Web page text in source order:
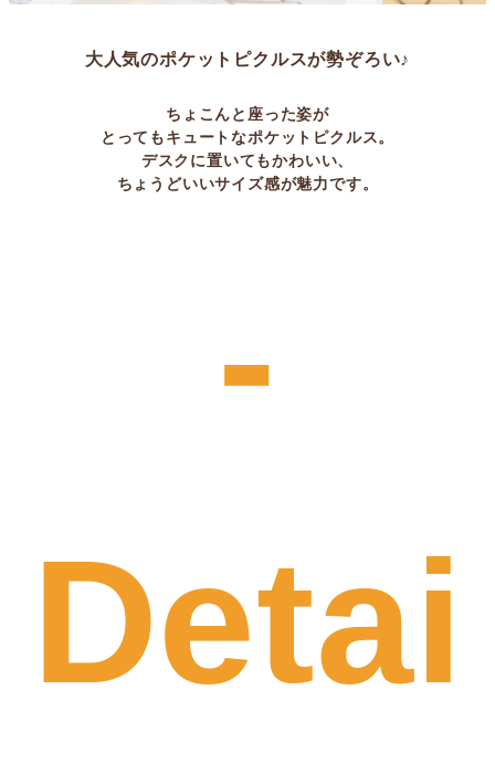
大人気のポケットピクルスが勢ぞろい♪
ちょこんと座った姿が
とってもキュートなポケットピクルス。
デスクに置いてもかわいい、
ちょうどいいサイズ感が魅力です。
-
Detai